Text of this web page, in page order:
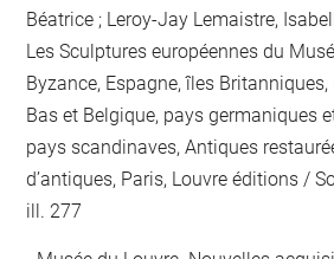
Béatrice ; Leroy-Jay Lemaistre,
Les Sculptures européennes du
Byzance, Espagne, îles
Bas et Belgique, pays germaniques et
pays scandinaves, Antiques
d’antiques, Paris, Louvre éditions /
ill. 277